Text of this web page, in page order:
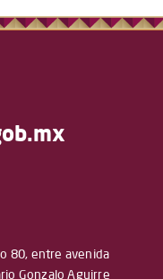
80, entre avenida
Gonzalo Aguirre